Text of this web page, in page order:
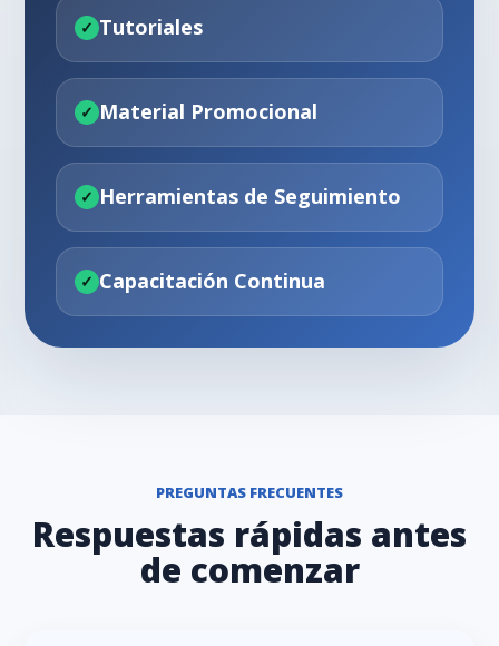
Tutoriales
Material Promocional
Herramientas de Seguimiento
Capacitación Continua
PREGUNTAS FRECUENTES
Respuestas rápidas antes
de comenzar